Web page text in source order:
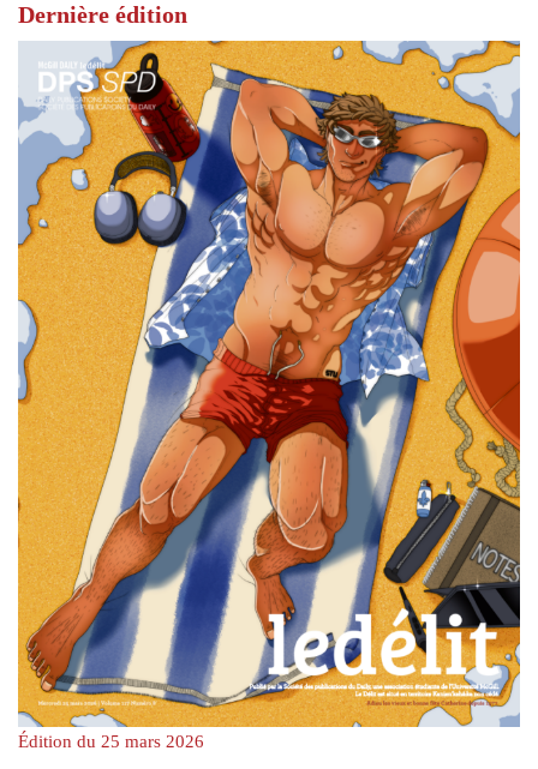
Dernière édition
Édition du 25 mars 2026